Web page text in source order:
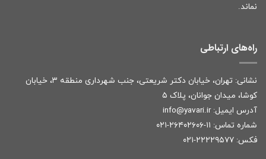
نماند.
راه‌های ارتباطی
نشانی: تهران، خیابان دکتر شریعتی، جنب شهرداری منطقه ۳، خیابان
کوشا، میدان جوانان، پلاک ۵
آدرس ایمیل: info@yavari.ir
شماره تماس: ۱۱-۲۶۴۰۲۶۰۶-۰۲۱
فکس: ۲۲۲۲۹۵۷۷-۰۲۱